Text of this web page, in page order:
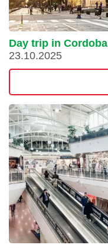
Day trip in Cordoba
23.10.2025